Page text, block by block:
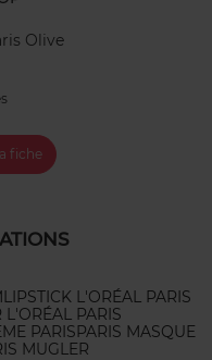
Olive
fiche
LIPSTICK L'ORÉAL PARIS
L'ORÉAL PARIS
PARISPARIS MASQUE
MUGLER